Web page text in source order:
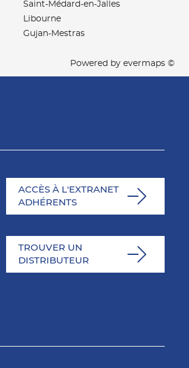
Saint-Médard-en-Jalles
Libourne
Gujan-Mestras
Powered by evermaps ©
ACCÈS À L'EXTRANET
ADHÉRENTS
TROUVER UN
DISTRIBUTEUR